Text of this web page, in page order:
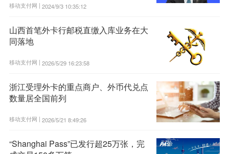
移动支付网 | 2024/9/3 10:35:12
山西首笔外卡行邮税直缴入库业务在大
同落地
移动支付网 | 2026/5/29 16:23:58
浙江受理外卡的重点商户、外币代兑点
数量居全国前列
移动支付网 | 2026/5/21 8:49:26
“Shanghai Pass”已发行超25万张，完